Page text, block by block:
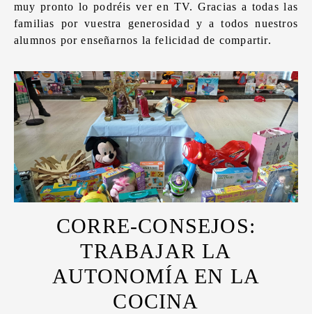
muy pronto lo podréis ver en TV. Gracias a todas las
familias por vuestra generosidad y a todos nuestros
alumnos por enseñarnos la felicidad de compartir.
CORRE-CONSEJOS:
TRABAJAR LA
AUTONOMÍA EN LA
COCINA